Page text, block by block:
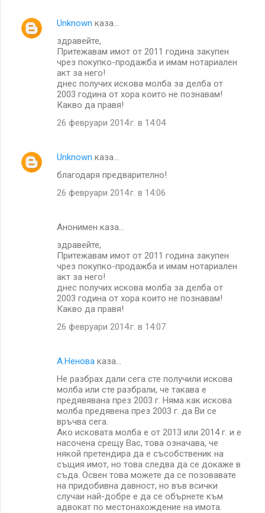
Unknown каза…
здравейте,
Притежавам имот от 2011 година закупен
чрез покупко-продажба и имам нотариален
акт за него!
днес получих искова молба за делба от
2003 година от хора които не познавам!
Какво да правя!
26 февруари 2014 г. в 14:04
Unknown каза…
благодаря предварително!
26 февруари 2014 г. в 14:06
Анонимен каза…
здравейте,
Притежавам имот от 2011 година закупен
чрез покупко-продажба и имам нотариален
акт за него!
днес получих искова молба за делба от
2003 година от хора които не познавам!
Какво да правя!
26 февруари 2014 г. в 14:07
A.Ненова каза…
Не разбрах дали сега сте получили искова
молба или сте разбрали, че такава е
предявявана през 2003 г. Няма как искова
молба предявена през 2003 г. да Ви се
връчва сега.
Ако исковата молба е от 2013 или 2014 г. и е
насочена срещу Вас, това означава, че
някой претендира да е съсобственик на
същия имот, но това следва да се докаже в
съда. Освен това можете да се позовавате
на придобивна давност, но във всички
случаи най-добре е да се обърнете към
адвокат по местонахождение на имота.